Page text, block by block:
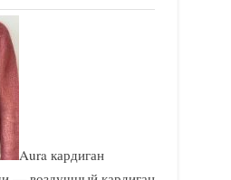
Aura кардиган